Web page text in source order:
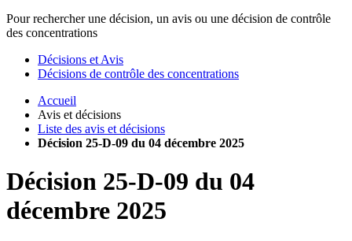
Pour rechercher une décision, un avis ou une décision de contrôle
des concentrations
Décisions et Avis
Décisions de contrôle des concentrations
Accueil
Avis et décisions
Liste des avis et décisions
Décision 25-D-09 du 04 décembre 2025
Décision 25-D-09 du 04
décembre 2025